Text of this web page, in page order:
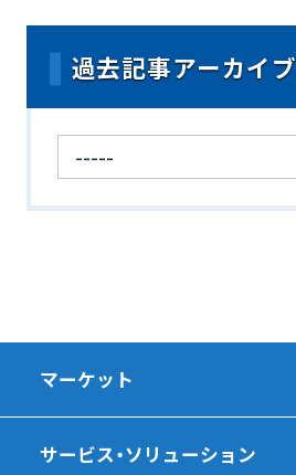
過去記事アーカイブ
マーケット
サービス・ソリューション